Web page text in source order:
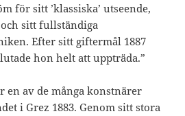
för sitt ’klassiska’ utseende,
sitt fullständiga
Efter sitt giftermål 1887
hon helt att uppträda.”
en av de många konstnärer
i Grez 1883. Genom sitt stora